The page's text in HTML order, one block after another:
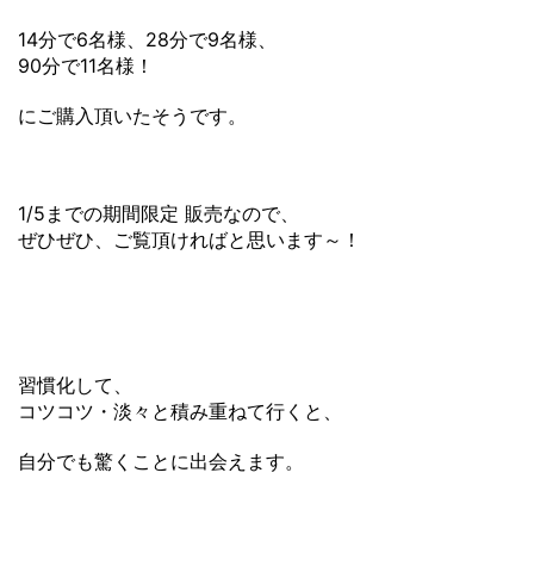
14分で6名様、28分で9名様、
90分で11名様！
にご購入頂いたそうです。
1/5までの期間限定 販売なので、
ぜひぜひ、ご覧頂ければと思います～！
習慣化して、
コツコツ・淡々と積み重ねて行くと、
自分でも驚くことに出会えます。